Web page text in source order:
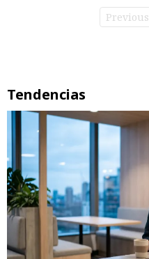
Previous
Tendencias